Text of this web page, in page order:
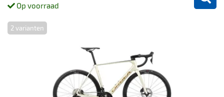
Op voorraad
2 varianten